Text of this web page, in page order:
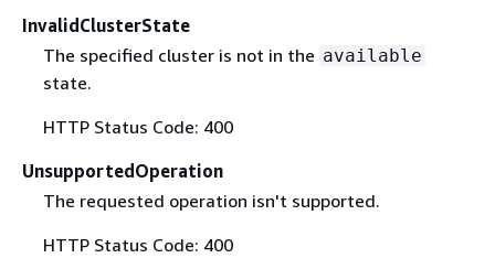
InvalidClusterState
The specified cluster is not in the available
state.
HTTP Status Code: 400
UnsupportedOperation
The requested operation isn't supported.
HTTP Status Code: 400